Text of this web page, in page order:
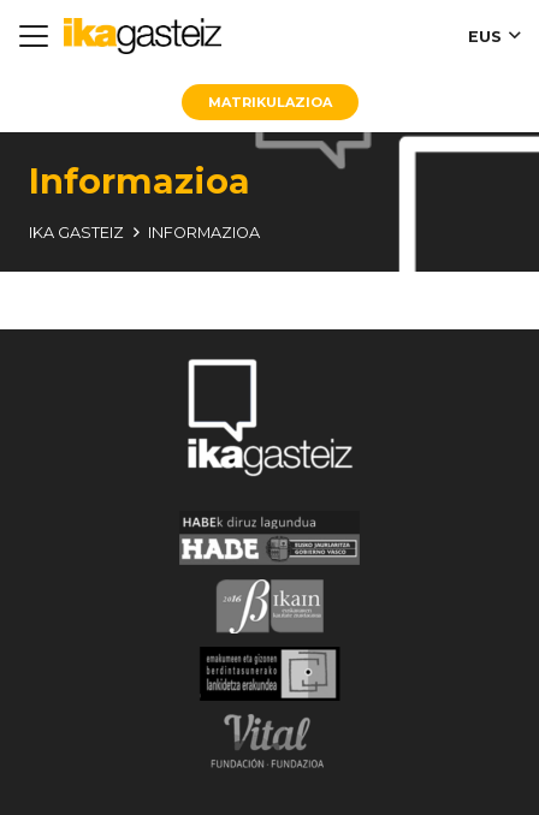
EUS
MATRIKULAZIOA
Informazioa
IKA GASTEIZ INFORMAZIOA